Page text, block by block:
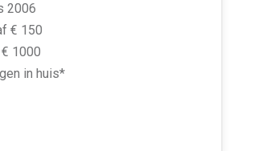
2006
€ 150
1000
in huis*